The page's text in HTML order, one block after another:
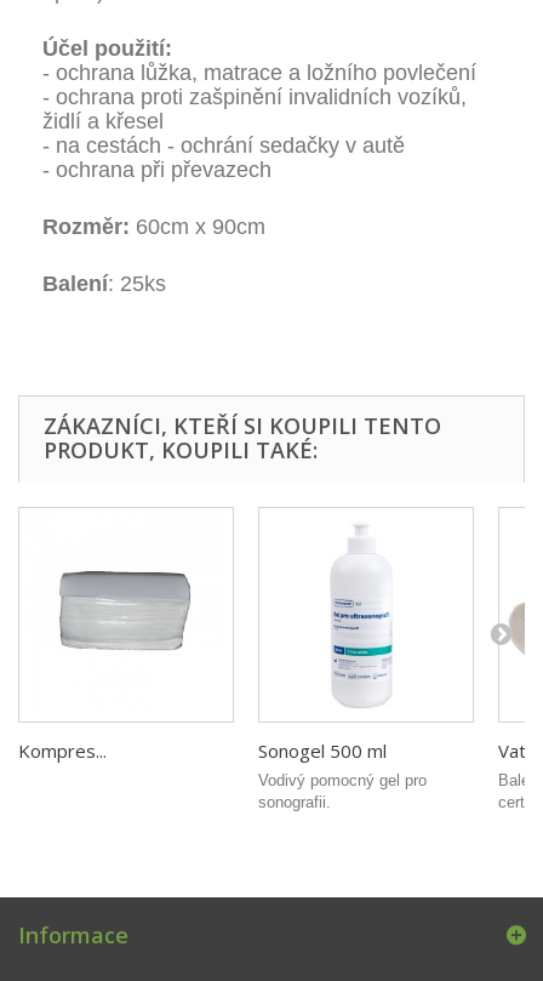
Účel použití:
- ochrana lůžka, matrace a ložního povlečení
- ochrana proti zašpinění invalidních vozíků,
židlí a křesel
- na cestách - ochrání sedačky v autě
- ochrana při převazech
Rozměr: 60cm x 90cm
Balení: 25ks
ZÁKAZNÍCI, KTEŘÍ SI KOUPILI TENTO
PRODUKT, KOUPILI TAKÉ:
Kompres... Sonogel 500 ml
Vodivý pomocný gel pro
sonografii.
Informace